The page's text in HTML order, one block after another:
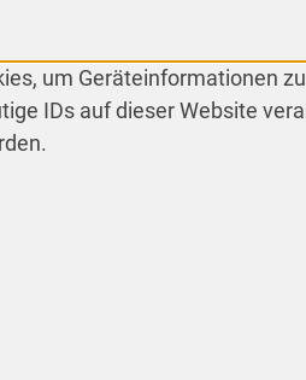
um Geräteinformationen
IDs auf dieser Website